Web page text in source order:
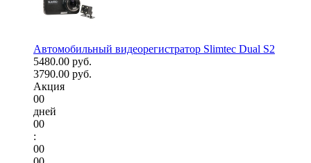
Автомобильный видеорегистратор Slimtec Dual S2
5480.00 руб.
3790.00 руб.
Акция
00
дней
00
:
00